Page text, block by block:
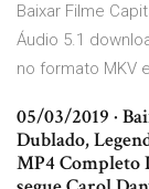
Baixar Filme
Áudio 5.1
no formato MKV
05/03/2019 ·
Dublado,
MP4 Completo